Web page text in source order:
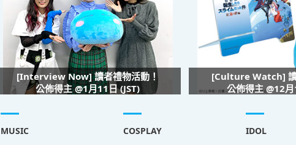
[Interview Now] 讀者禮物活動！
公佈得主 @1月11日 (JST)
[Culture Watch]
公佈得主 @12
MUSIC COSPLAY IDOL